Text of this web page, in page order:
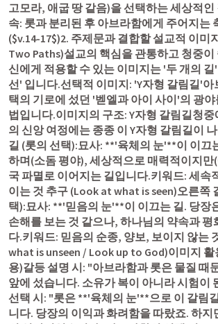
고모라, 애굽 땅 같음)을 선택하는 세상적
속: 롯과 분리된 후 아브라함에게 주어지는
($v.14-17$)2. 주제문과 결합할 설교적 이미
Two Paths)설교의 핵심을 관통하고 청중이
신에게 적용할 수 있는 이미지는 '두 개의 길
선' 입니다.선택적 이미지: 'Y자형 갈림길'아
택의 기로에 섰던 '벧엘과 아이 사이'의 광
법입니다.이미지의 구조: Y자형 갈림길청
의 신앙 여정에는 종종 이 Y자형 갈림길이
길 (롯의 선택):묘사: **'육체의 눈'**이 이끄
하며(소돔 평야), 세상적으로 매력적이지만
국 파멸로 이어지는 길입니다.키워드: 세속
이는 것 추구 (Look at what is seen)오른쪽
택):묘사: **'믿음의 눈'**이 이끄는 길. 당장
손해를 보는 것 같으나, 하나님의 약속과 평
다.키워드: 믿음의 순종, 양보, 보이지 않는
what is unseen / Look up to God)이미지 활
용)갈등 설명 시: "아브라함과 롯은 물질 때
앞에 섰습니다. 소유가 복이 아니라 시험이
선택 시: "롯은 **'육체의 눈'**으로 이 갈림
니다. 당장의 이익과 화려함을 따랐죠. 하지